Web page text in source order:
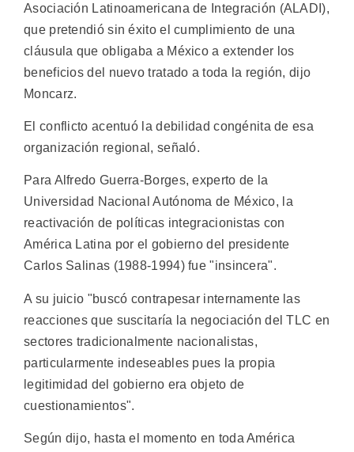
Asociación Latinoamericana de Integración (ALADI),
que pretendió sin éxito el cumplimiento de una
cláusula que obligaba a México a extender los
beneficios del nuevo tratado a toda la región, dijo
Moncarz.
El conflicto acentuó la debilidad congénita de esa
organización regional, señaló.
Para Alfredo Guerra-Borges, experto de la
Universidad Nacional Autónoma de México, la
reactivación de políticas integracionistas con
América Latina por el gobierno del presidente
Carlos Salinas (1988-1994) fue "insincera".
A su juicio "buscó contrapesar internamente las
reacciones que suscitaría la negociación del TLC en
sectores tradicionalmente nacionalistas,
particularmente indeseables pues la propia
legitimidad del gobierno era objeto de
cuestionamientos".
Según dijo, hasta el momento en toda América